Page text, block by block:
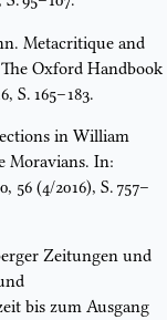
Metacritique and
Oxford Handbook
S. 165–183.
in William
Moravians. In:
56 (4/2016), S. 757–
Zeitungen und
bis zum Ausgang